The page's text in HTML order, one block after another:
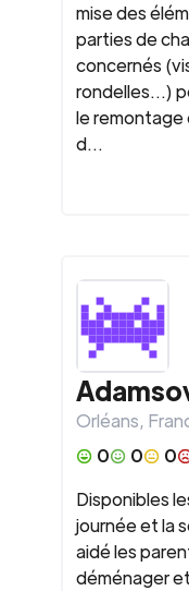
mise des
parties de
concernés
rondelles...)
le
d...
Orléans,
0
0 0
Disponibles
journée et la
aidé les
déménager